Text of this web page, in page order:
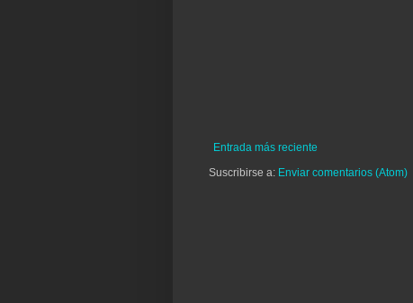
Entrada más reciente
Suscribirse a: Enviar comentarios (Atom)